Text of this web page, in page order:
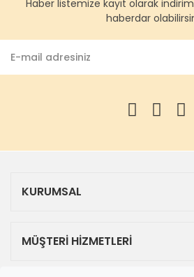
Haber listemize kayıt olarak
haberdar
KURUMSAL
MÜŞTERİ HİZMETLERİ